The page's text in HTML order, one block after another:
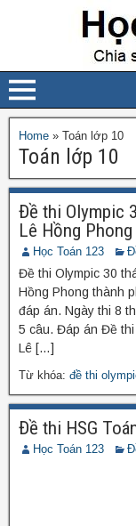
Home » Toán lớp 10
Toán lớp 10
Đề thi Olympic
Lê Hồng
Học Toán 123
Đề thi Olympic 30
Hồng Phong thành
đáp án. Ngày thi 8
5 câu. Đáp án Đề
Lê […]
Từ khóa: đề thi
Đề thi HSG
Học Toán 123